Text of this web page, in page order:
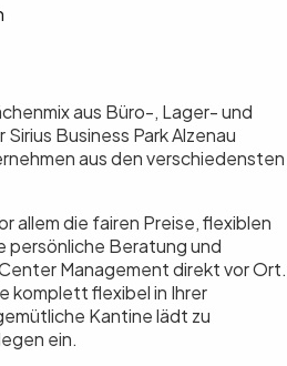
aus Büro-, Lager- und
Business Park Alzenau
aus den verschiedensten
allem die fairen Preise, flexiblen
persönliche Beratung und
Management direkt vor Ort.
komplett flexibel in Ihrer
Kantine lädt zu
ein.